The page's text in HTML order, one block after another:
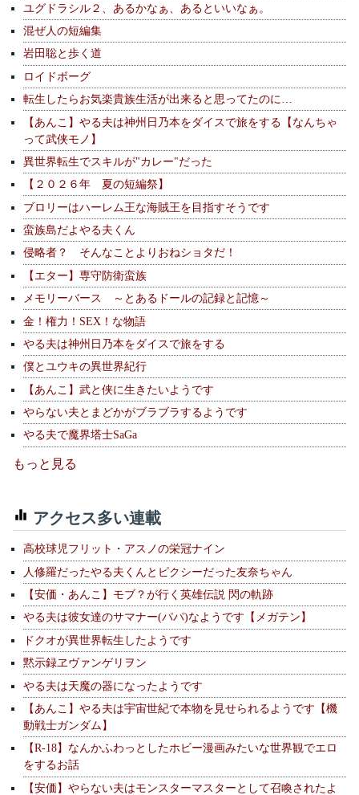
ユグドラシル２、あるかなぁ、あるといいなぁ。
混ぜ人の短編集
岩田聡と歩く道
ロイドボーグ
転生したらお気楽貴族生活が出来ると思ってたのに…
【あんこ】やる夫は神州日乃本をダイスで旅をする【なんちゃ
って武侠モノ】
異世界転生でスキルが"カレー"だった
【２０２６年 夏の短編祭】
ブロリーはハーレム王な海賊王を目指すそうです
蛮族島だよやる夫くん
侵略者？ そんなことよりおねショタだ！
【エター】専守防衛蛮族
メモリーバース ～とあるドールの記録と記憶～
金！権力！SEX！な物語
やる夫は神州日乃本をダイスで旅をする
僕とユウキの異世界紀行
【あんこ】武と侠に生きたいようです
やらない夫とまどかがブラブラするようです
やる夫で魔界塔士SaGa
もっと見る
アクセス多い連載
高校球児フリット・アスノの栄冠ナイン
人修羅だったやる夫くんとピクシーだった友奈ちゃん
【安価・あんこ】モブ？が行く英雄伝説 閃の軌跡
やる夫は彼女達のサマナー(パパ)なようです【メガテン】
ドクオが異世界転生したようです
黙示録ヱヴァンゲリヲン
やる夫は天魔の器になったようです
【あんこ】やる夫は宇宙世紀で本物を見せられるようです【機
動戦士ガンダム】
【R-18】なんかふわっとしたホビー漫画みたいな世界観でエロ
をするお話
【安価】やらない夫はモンスターマスターとして召喚されたよ